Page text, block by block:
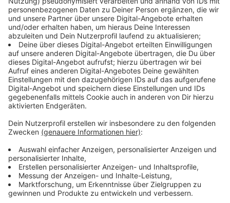
Mehr sexualisierte Gewalt gegen Kinder
Anzeige
Im Kreis Steinfurt hat auch die sexualisierte Gewalt
gegen Kinder zugenommen. Die Täter nutzen offenbar
aus, dass im Lockdown nicht mehr so viele Menschen
wie sonst ein Auge auf die Kinder hatten. "Täter sind
auch online intensiver unterwegs, um an Kinder und
Jugendliche heranzukommen," sagt Busch-Murray. Die
Corona-Pandemie wirke in jeder Hinsicht als
Jugendliche isoliert. Dadurch seien viele aus der Obhut
sozialer Stellen verloren gegangen.
Anzeige